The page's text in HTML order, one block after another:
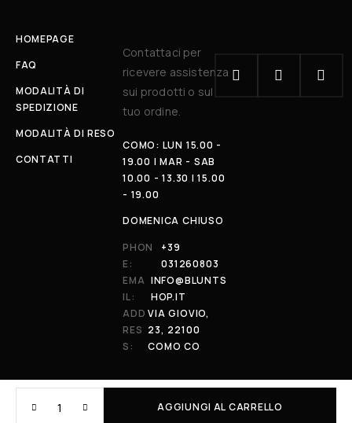
AGGIUNGI AL CARRELLO
HOMEPAGE
FAQ
MODALITÀ DI
SPEDIZIONE
MODALITÀ DI RESO
CONTATTI
Contattaci per
ricevere assistenza
sui prodotti o sul
tuo ordine.
COMO: LUN 15.00 -
19.00 | MAR - SAB
10.00 - 13.30 | 15.00
- 19.00
DOMENICA CHIUSO
PHON
E:
+39
031260803
EMA
IL:
INFO@BLUNTS
HOP.IT
ADD
RES
S:
VIA GIOVIO,
23, 22100
COMO CO